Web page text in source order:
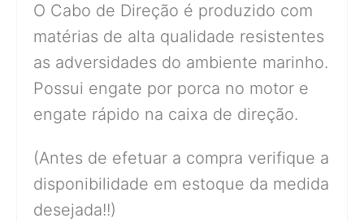
O Cabo de Direção é produzido com
matérias de alta qualidade resistentes
as adversidades do ambiente marinho.
Possui engate por porca no motor e
engate rápido na caixa de direção.
(Antes de efetuar a compra verifique a
disponibilidade em estoque da medida
desejada!!)